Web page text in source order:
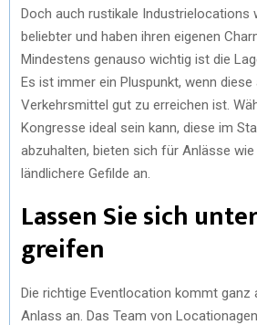
Doch auch rustikale Industrielocations
beliebter und haben ihren eigenen
Mindestens genauso wichtig ist die
Es ist immer ein Pluspunkt, wenn
Verkehrsmittel gut zu erreichen ist.
Kongresse ideal sein kann, diese im
abzuhalten, bieten sich für Anlässe
ländlichere Gefilde an.
Lassen Sie sich
greifen
Die richtige Eventlocation kommt ganz
Anlass an. Das Team von